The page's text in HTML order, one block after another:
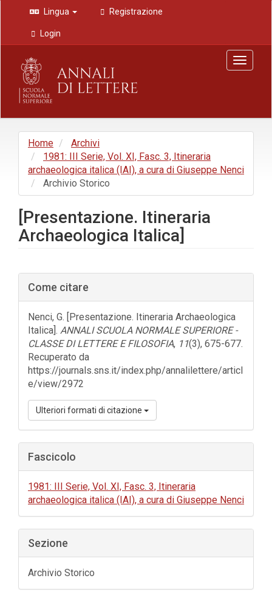
Navigazione
principale
Contenuto
principale
Barra
laterale
Lingua Registrazione
Login
Toggle
Home
Archivi
1981: III Serie, Vol. XI, Fasc. 3, Itineraria
archaeologica italica (IAI), a cura di Giuseppe Nenci
Archivio Storico
[Presentazione. Itineraria
Archaeologica Italica]
Barra
laterale
dell'articolo
Come citare
Nenci, G. [Presentazione. Itineraria Archaeologica
Italica]. ANNALI SCUOLA NORMALE SUPERIORE -
CLASSE DI LETTERE E FILOSOFIA, 11(3), 675-677.
Recuperato da
https://journals.sns.it/index.php/annalilettere/articl
e/view/2972
Ulteriori formati di citazione
Fascicolo
1981: III Serie, Vol. XI, Fasc. 3, Itineraria
archaeologica italica (IAI), a cura di Giuseppe Nenci
Sezione
Archivio Storico